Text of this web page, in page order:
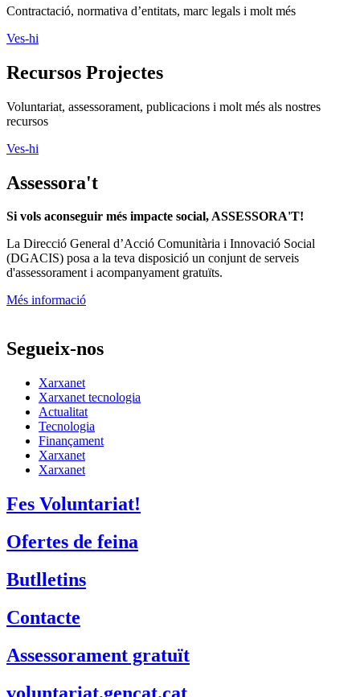
Contractació, normativa d’entitats, marc legals i molt més
Ves-hi
Recursos Projectes
Voluntariat, assessorament, publicacions i molt més als nostres
recursos
Ves-hi
Assessora't
Si vols aconseguir més impacte social, ASSESSORA'T!
La Direcció General d’Acció Comunitària i Innovació Social
(DGACIS) posa a la teva disposició un conjunt de serveis
d'assessorament i acompanyament gratuïts.
Més informació
Segueix-nos
Xarxanet
Xarxanet tecnologia
Actualitat
Tecnologia
Finançament
Xarxanet
Xarxanet
Fes Voluntariat!
Ofertes de feina
Butlletins
Contacte
Assessorament gratuït
voluntariat.gencat.cat